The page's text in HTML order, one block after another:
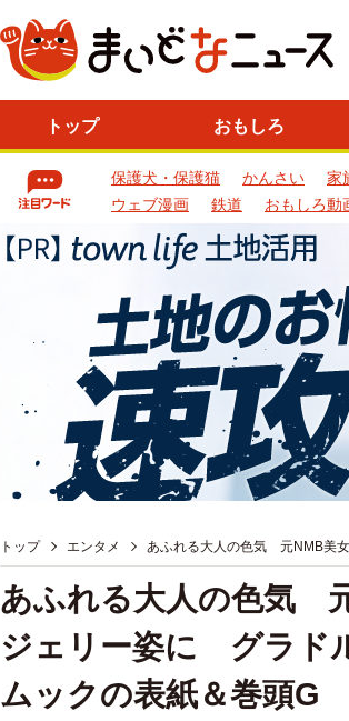
トップ おもしろ
保護犬・保護猫 かんさい 家
ウェブ漫画
鉄道 おもしろ動
トップ エンタメ あふれる大人の色気 元NMB美
あふれる大人の色気
ジェリー姿に グラド
ムックの表紙＆巻頭G